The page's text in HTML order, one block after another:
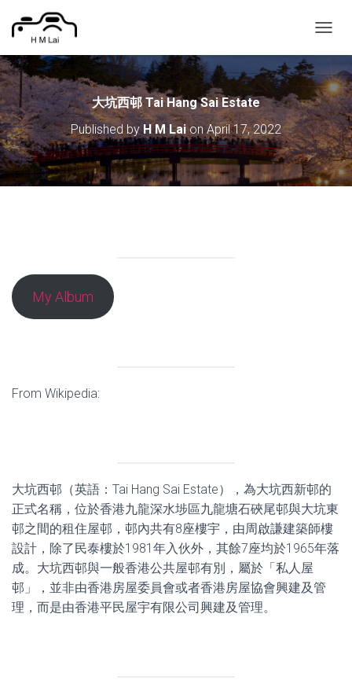
O
G
L
E
N
A
V
I
G
大坑西邨 Tai Hang Sai Estate
Published byH M LaionApril 17, 2022
My Album
From Wikipedia:
大坑西邨（英語：Tai Hang Sai Estate），為大坑西新邨的
正式名稱，位於香港九龍深水埗區九龍塘石硤尾邨與大坑東
邨之間的租住屋邨，邨內共有8座樓宇，由周啟謙建築師樓
設計，除了民泰樓於1981年入伙外，其餘7座均於1965年落
成。大坑西邨與一般香港公共屋邨有別，屬於「私人屋
邨」，並非由香港房屋委員會或者香港房屋協會興建及管
理，而是由香港平民屋宇有限公司興建及管理。